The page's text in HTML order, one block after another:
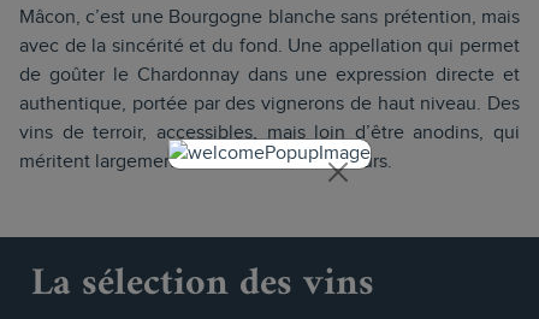
Mâcon, c’est une Bourgogne blanche sans prétention, mais
avec de la sincérité et du fond. Une appellation qui permet
de goûter le Chardonnay dans une expression directe et
authentique, portée par des vignerons de haut niveau. Des
vins de terroir, accessibles, mais loin d’être anodins, qui
méritent largement l’attention des amateurs.
La sélection des vins